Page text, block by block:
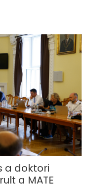
a doktori
a MATE